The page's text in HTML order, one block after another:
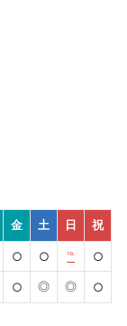
金 土 日 祝
○ ○ ℡ ○
○ ◎ ◎ ○